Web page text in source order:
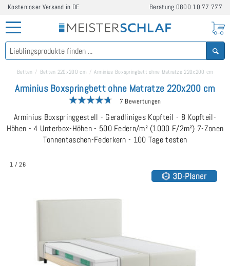
Kostenloser Versand in DE Beratung 0800 10 77 777
Betten Betten 220x200 cm Arminius Boxspringbett ohne Matratze 220x200 cm
Arminius Boxspringbett ohne Matratze 220x200 cm
7 Bewertungen
Arminius Boxspringgestell - Geradliniges Kopfteil - 8 Kopfteil-
Höhen - 4 Unterbox-Höhen - 500 Federn/m² (1000 F/2m²) 7-Zonen
Tonnentaschen-Federkern - 100 Tage testen
1 /26